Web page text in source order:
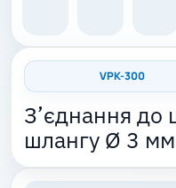
VPK-300
З’єднання до
шлангу Ø 3 мм